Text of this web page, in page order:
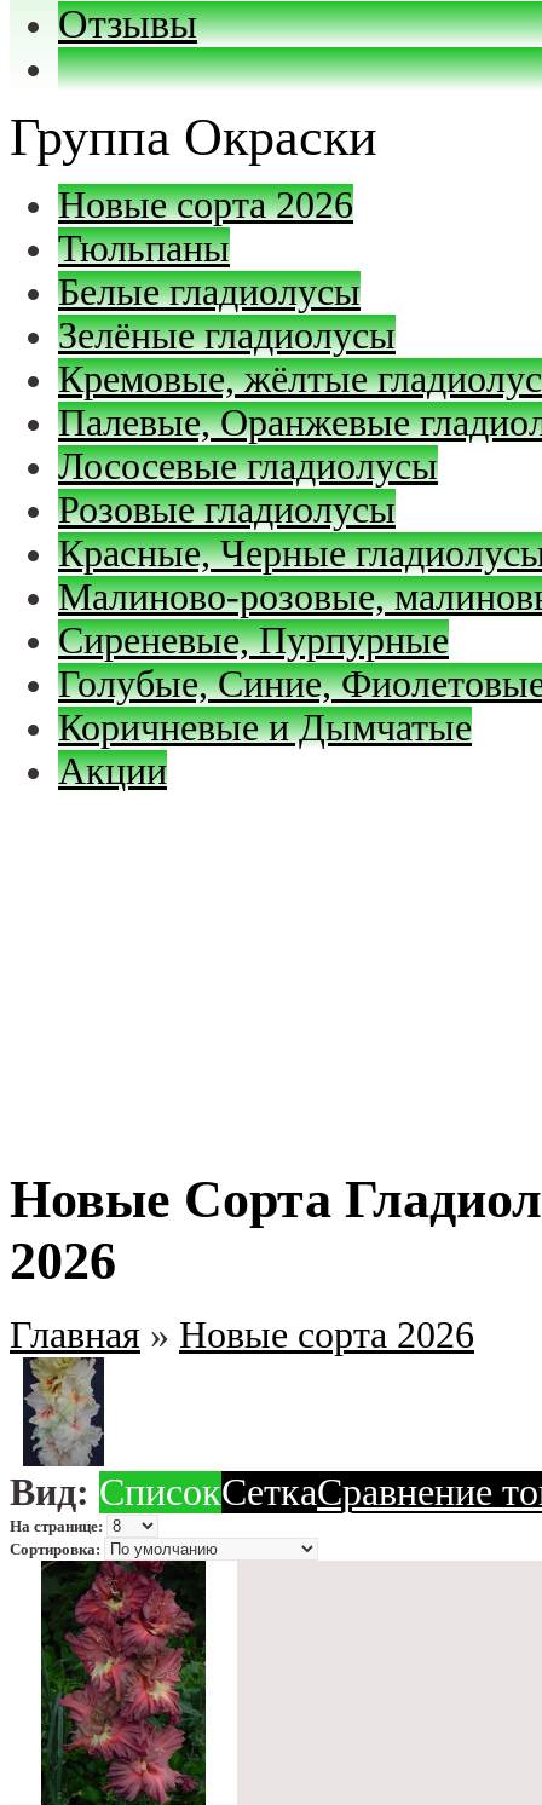
Отзывы
Группа Окраски
Новые сорта 2026
Тюльпаны
Белые гладиолусы
Зелёные гладиолусы
Кремовые, жёлтые
Палевые, Оранжевые
Лососевые гладиолусы
Розовые гладиолусы
Красные, Черные
Малиново-розовые,
Сиреневые, Пурпурные
Голубые, Синие,
Коричневые и Дымчатые
Акции
Новые Сорта
2026
Главная » Новые сорта 2026
Вид: СписокСеткаСравнение
На странице:
Сортировка: